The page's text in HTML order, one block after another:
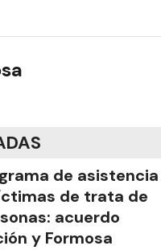
de asistencia
de trata de
acuerdo
y Formosa